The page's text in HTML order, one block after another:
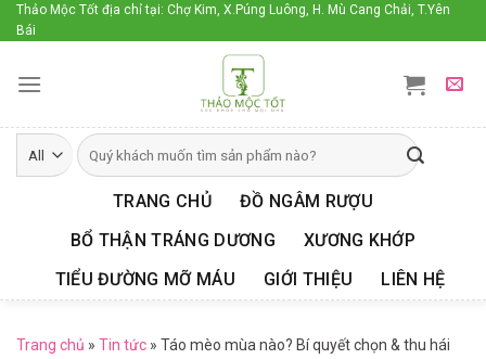
Skip
to
Thảo Mộc Tốt địa chỉ tại: Chợ Kim, X.Púng Luông, H. Mù Cang Chải, T.Yên
Bái
TRANG CHỦ
ĐỒ NGÂM RƯỢU
BỔ THẬN TRÁNG DƯƠNG
XƯƠNG KHỚP
TIỂU ĐƯỜNG MỠ MÁU
GIỚI THIỆU LIÊN HỆ
Trang chủ » Tin tức » Táo mèo mùa nào? Bí quyết chọn & thu hái